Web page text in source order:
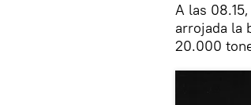
A las
arrojada la
20.000